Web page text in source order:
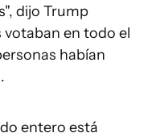
dijo Trump
en todo el
habían
entero está